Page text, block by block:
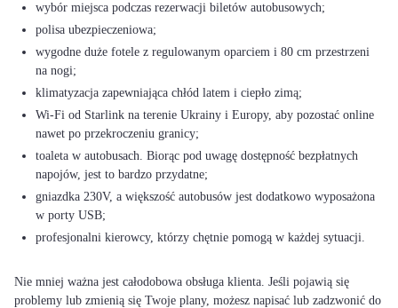
wybór miejsca podczas rezerwacji biletów autobusowych;
polisa ubezpieczeniowa;
wygodne duże fotele z regulowanym oparciem i 80 cm przestrzeni
na nogi;
klimatyzacja zapewniająca chłód latem i ciepło zimą;
Wi-Fi od Starlink na terenie Ukrainy i Europy, aby pozostać online
nawet po przekroczeniu granicy;
toaleta w autobusach. Biorąc pod uwagę dostępność bezpłatnych
napojów, jest to bardzo przydatne;
gniazdka 230V, a większość autobusów jest dodatkowo wyposażona
w porty USB;
profesjonalni kierowcy, którzy chętnie pomogą w każdej sytuacji.
Nie mniej ważna jest całodobowa obsługa klienta. Jeśli pojawią się
problemy lub zmienią się Twoje plany, możesz napisać lub zadzwonić do